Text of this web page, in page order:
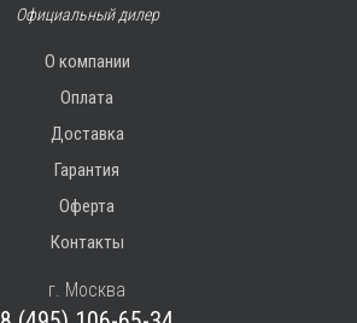
Официальный дилер
О компании
Оплата
Доставка
Гарантия
Оферта
Контакты
г. Москва